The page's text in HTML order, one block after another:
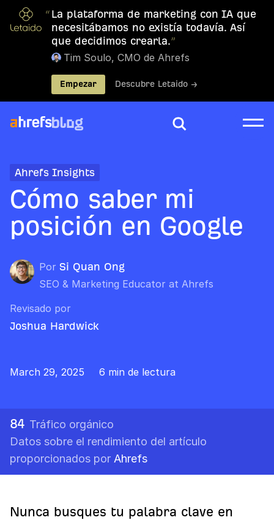
“ La plataforma de marketing con IA que
necesitábamos no existía todavía. Así
que decidimos crearla.”
Tim Soulo, CMO de Ahrefs
Empezar Descubre Letaido →
Ahrefs Insights
Cómo saber mi
posición en Google
Por Si Quan Ong
SEO & Marketing Educator at Ahrefs
Revisado por
Joshua Hardwick
March 29, 2025 6 min de lectura
84 Tráfico orgánico
Datos sobre el rendimiento del artículo
proporcionados por Ahrefs
Nunca busques tu palabra clave en